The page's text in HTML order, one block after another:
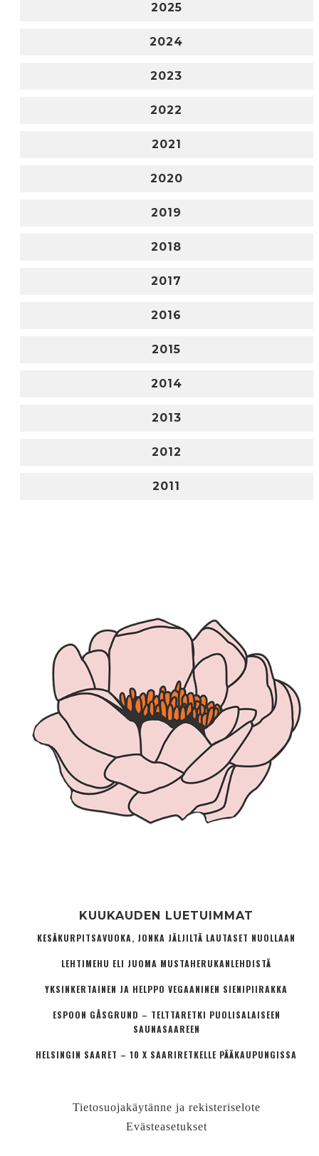
2025
2024
2023
2022
2021
2020
2019
2018
2017
2016
2015
2014
2013
2012
2011
KUUKAUDEN LUETUIMMAT
KESÄKURPITSAVUOKA, JONKA JÄLJILTÄ LAUTASET NUOLLAAN
LEHTIMEHU ELI JUOMA MUSTAHERUKANLEHDISTÄ
YKSINKERTAINEN JA HELPPO VEGAANINEN SIENIPIIRAKKA
ESPOON GÅSGRUND – TELTTARETKI PUOLISALAISEEN
SAUNASAAREEN
HELSINGIN SAARET – 10 X SAARIRETKELLE PÄÄKAUPUNGISSA
Tietosuojakäytänne ja rekisteriselote
Evästeasetukset